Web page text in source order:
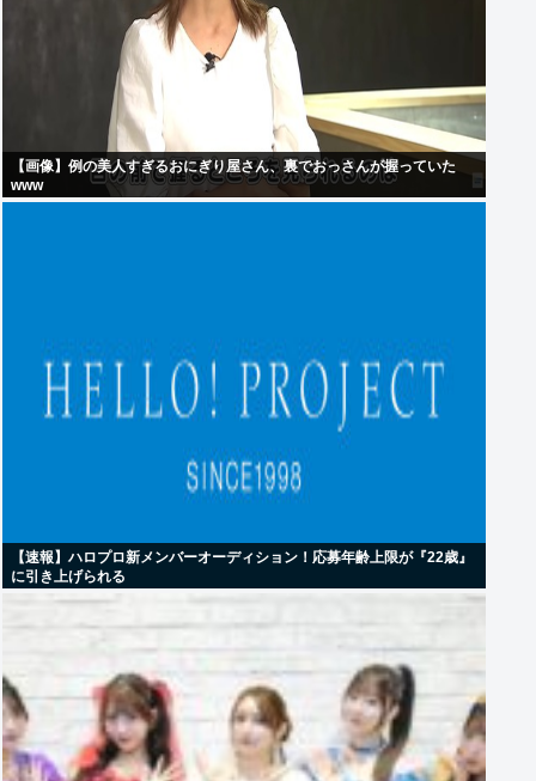
【画像】例の美人すぎるおにぎり屋さん、裏でおっさんが握っていた
www
【速報】ハロプロ新メンバーオーディション！応募年齢上限が『22歳』
に引き上げられる